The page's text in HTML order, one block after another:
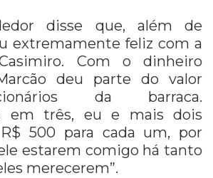
disse que, além de
extremamente feliz com a
Com o dinheiro
deu parte do valor
da barraca.
em três, eu e mais dois
500 para cada um, por
estarem comigo há tanto
merecerem”.